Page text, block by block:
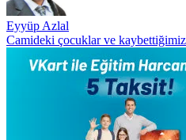
Eyyüp Azlal
Camideki çocuklar ve